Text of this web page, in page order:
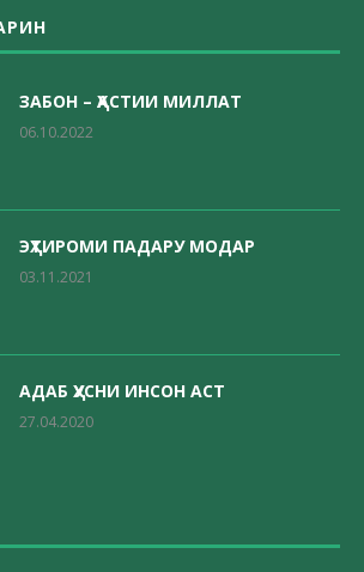
ЗАБОН – ҲАСТИИ МИЛЛАТ
06.10.2022
ЭҲТИРОМИ ПАДАРУ МОДАР
03.11.2021
АДАБ ҲУСНИ ИНСОН АСТ
27.04.2020